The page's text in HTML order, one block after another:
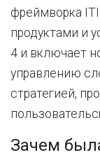
фреймворка
продуктами и
4 и включает
управлению
стратегией,
Зачем